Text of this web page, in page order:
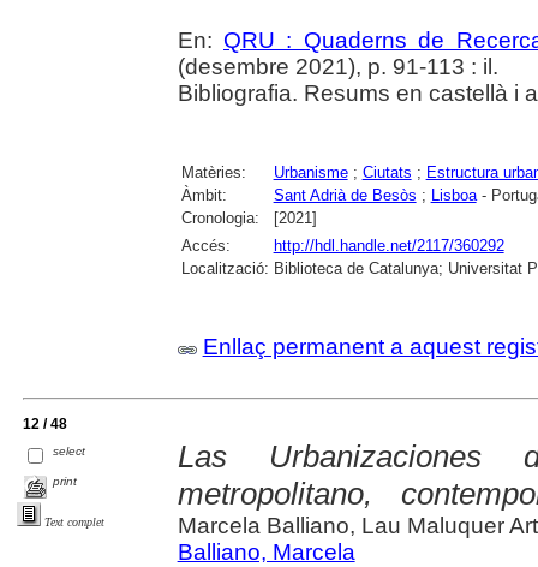
En: QRU : Quaderns de
(desembre 2021), p. 91-113 : il.
Bibliografia. Resums en castellà i
Matèries: Urbanisme; Ciutats ; Estructura
Àmbit:
Sant Adrià de Besòs ; Lisboa-
Cronologia:
[2021]
Accés:
http://hdl.handle.net/2117/360292
Localització: Biblioteca de Catalunya; Universitat
Enllaç permanent a aquest
12 / 48
select
print
Text complet
Las
metropolitano,
Marcela Balliano, Lau Maluquer
Balliano, Marcela